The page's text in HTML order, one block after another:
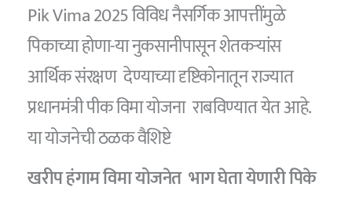
Pik Vima 2025 विविध नैसर्गिक आपत्तींमुळे
पिकाच्या होणा-या नुकसानीपासून शेतकऱ्यांस
आर्थिक संरक्षण देण्याच्या दृष्टिकोनातून राज्यात
प्रधानमंत्री पीक विमा योजना राबविण्यात येत आहे.
या योजनेची ठळक वैशिष्टे
खरीप हंगाम विमा योजनेत भाग घेता येणारी पिके